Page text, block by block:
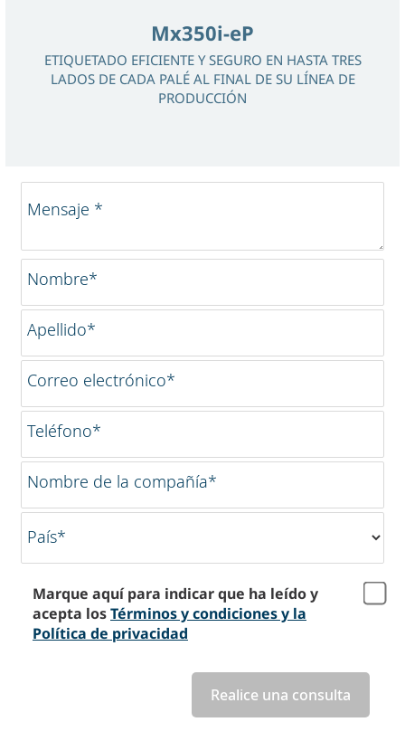
Mx350i-eP
ETIQUETADO EFICIENTE Y SEGURO EN HASTA TRES
LADOS DE CADA PALÉ AL FINAL DE SU LÍNEA DE
PRODUCCIÓN
Mensaje *
Nombre*
Apellido*
Correo electrónico*
Teléfono*
Nombre de la compañía*
País*
Marque aquí para indicar que ha leído y
acepta losTérminos y condiciones y la
Política de privacidad
Realice una consulta